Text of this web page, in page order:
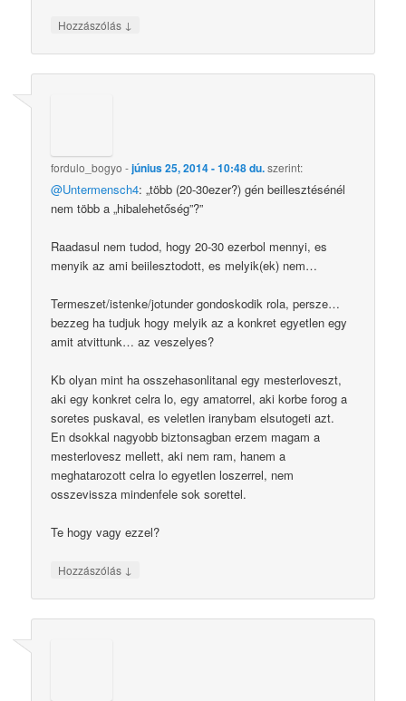
Hozzászólás ↓
fordulo_bogyo -június 25, 2014 - 10:48 du.szerint:
@Untermensch4: „több (20-30ezer?) gén beillesztésénél
nem több a „hibalehetőség”?”
Raadasul nem tudod, hogy 20-30 ezerbol mennyi, es
menyik az ami beiilesztodott, es melyik(ek) nem…
Termeszet/istenke/jotunder gondoskodik rola, persze…
bezzeg ha tudjuk hogy melyik az a konkret egyetlen egy
amit atvittunk… az veszelyes?
Kb olyan mint ha osszehasonlitanal egy mesterloveszt,
aki egy konkret celra lo, egy amatorrel, aki korbe forog a
soretes puskaval, es veletlen iranybam elsutogeti azt.
En dsokkal nagyobb biztonsagban erzem magam a
mesterlovesz mellett, aki nem ram, hanem a
meghatarozott celra lo egyetlen loszerrel, nem
osszevissza mindenfele sok sorettel.
Te hogy vagy ezzel?
Hozzászólás ↓